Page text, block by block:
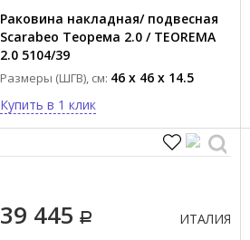
Раковина накладная/ подвесная
Scarabeo Теорема 2.0 / TEOREMA
2.0 5104/39
Размеры (ШГВ), см: 46 x 46 x 14.5
Купить в 1 клик
39 445
ИТАЛИЯ